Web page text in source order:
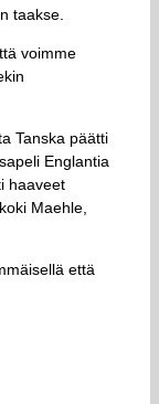
taakse.
voimme
Tanska päätti
Englantia
haaveet
Maehle,
että